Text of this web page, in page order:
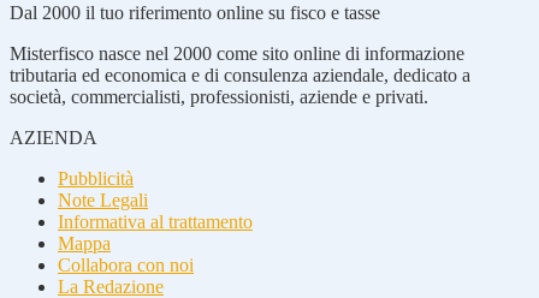
Dal 2000 il tuo riferimento online su fisco e tasse
Misterfisco nasce nel 2000 come sito online di informazione
tributaria ed economica e di consulenza aziendale, dedicato a
società, commercialisti, professionisti, aziende e privati.
AZIENDA
Pubblicità
Note Legali
Informativa al trattamento
Mappa
Collabora con noi
La Redazione